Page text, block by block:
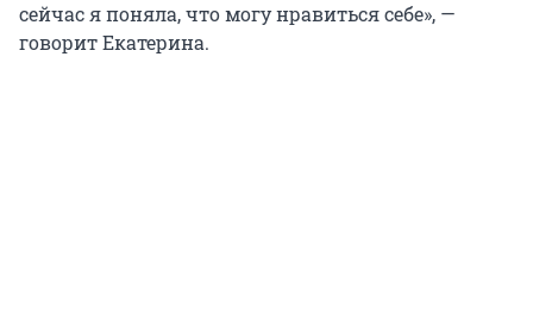
сейчас я поняла, что могу нравиться себе», —
говорит Екатерина.